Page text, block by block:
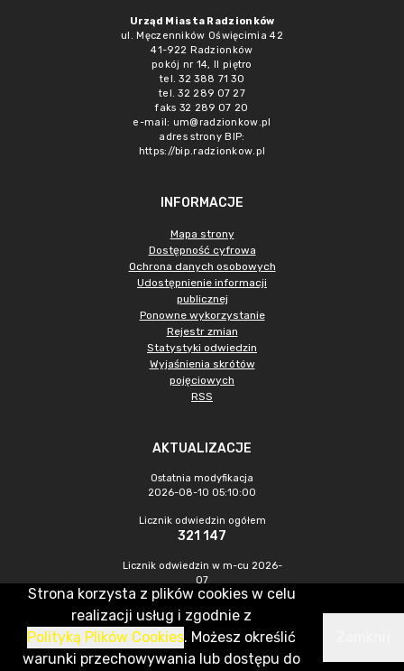
Urząd Miasta Radzionków
ul. Męczenników Oświęcimia 42
41-922 Radzionków
pokój nr 14, II piętro
tel. 32 388 71 30
tel. 32 289 07 27
faks 32 289 07 20
e-mail: um@radzionkow.pl
adres strony BIP:
https://bip.radzionkow.pl
INFORMACJE
Mapa strony
Dostępność cyfrowa
Ochrona danych osobowych
Udostępnienie informacji
publicznej
Ponowne wykorzystanie
Rejestr zmian
Statystyki odwiedzin
Wyjaśnienia skrótów
pojęciowych
RSS
AKTUALIZACJE
Ostatnia modyfikacja
2026-08-10 05:10:00
Licznik odwiedzin ogółem
321 147
Licznik odwiedzin w m-cu 2026-
07
1 206
CMS & Hosting: Nefeni Sp. z o.o.
Strona korzysta z plików cookies w celu
realizacji usług i zgodnie z
Polityką Plików Cookies. Możesz określić
warunki przechowywania lub dostępu do